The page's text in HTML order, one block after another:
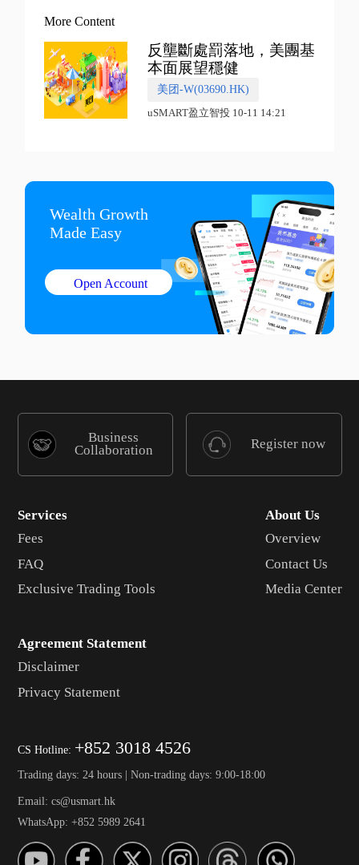
More Content
反壟斷處罰落地，美團基
本面展望穩健
美团-W(03690.HK)
uSMART盈立智投 10-11 14:21
Wealth Growth
Made Easy
Open Account
Business
Collaboration
Register now
Services
Fees
FAQ
Exclusive Trading Tools
About Us
Overview
Contact Us
Media Center
Agreement Statement
Disclaimer
Privacy Statement
CS Hotline: +852 3018 4526
Trading days: 24 hours | Non-trading days: 9:00-18:00
Email: cs@usmart.hk
WhatsApp: +852 5989 2641